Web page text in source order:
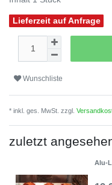
Lieferzeit auf Anfrage
Wunschliste
* inkl. ges. MwSt. zzgl.
zuletzt
Alu-